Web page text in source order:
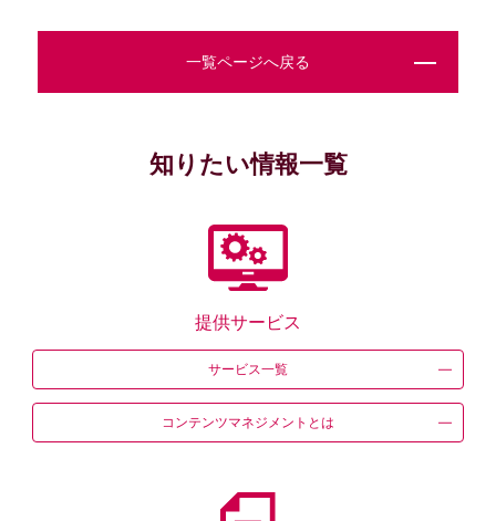
一覧ページへ戻る
知りたい情報一覧
提供サービス
サービス一覧
コンテンツマネジメントとは